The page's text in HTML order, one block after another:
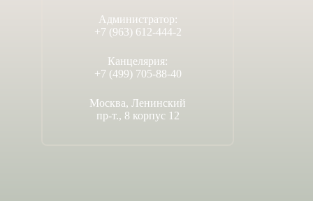
Администратор:
+7 (963) 612-444-2
Канцелярия:
+7 (499) 705-88-40
Москва, Ленинский
пр-т., 8 корпус 12